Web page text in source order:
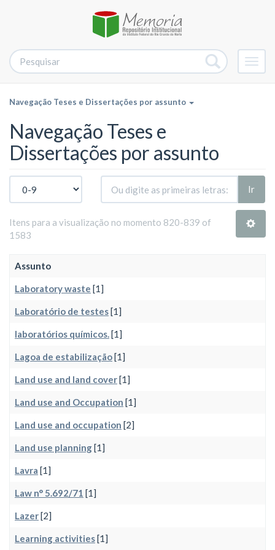
Navegação Teses e Dissertações por assunto
Navegação Teses e
Dissertações por assunto
Ir
Itens para a visualização no momento 820-839 of
1583
Assunto
Laboratory waste [1]
Laboratório de testes[1]
laboratórios químicos.[1]
Lagoa de estabilização[1]
Land use and land cover[1]
Land use and Occupation [1]
Land use and occupation [2]
Land use planning[1]
Lavra [1]
Law n° 5.692/71 [1]
Lazer[2]
Learning activities[1]